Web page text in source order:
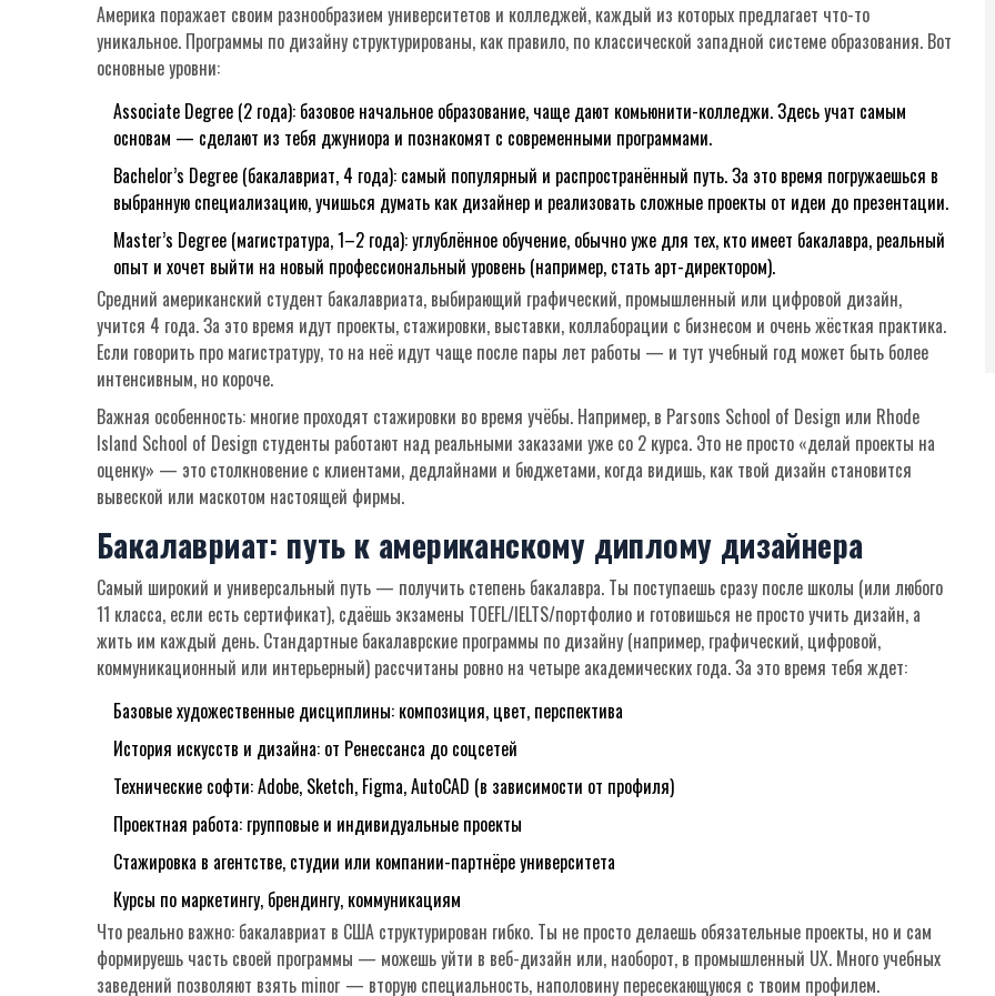
Америка поражает своим разнообразием университетов и колледжей, каждый из которых предлагает что-то
уникальное. Программы по дизайну структурированы, как правило, по классической западной системе образования. Вот
основные уровни:
Associate Degree (2 года): базовое начальное образование, чаще дают комьюнити-колледжи. Здесь учат самым
основам — сделают из тебя джуниора и познакомят с современными программами.
Bachelor’s Degree (бакалавриат, 4 года): самый популярный и распространённый путь. За это время погружаешься в
выбранную специализацию, учишься думать как дизайнер и реализовать сложные проекты от идеи до презентации.
Master’s Degree (магистратура, 1–2 года): углублённое обучение, обычно уже для тех, кто имеет бакалавра, реальный
опыт и хочет выйти на новый профессиональный уровень (например, стать арт-директором).
Средний американский студент бакалавриата, выбирающий графический, промышленный или цифровой дизайн,
учится 4 года. За это время идут проекты, стажировки, выставки, коллаборации с бизнесом и очень жёсткая практика.
Если говорить про магистратуру, то на неё идут чаще после пары лет работы — и тут учебный год может быть более
интенсивным, но короче.
Важная особенность: многие проходят стажировки во время учёбы. Например, в Parsons School of Design или Rhode
Island School of Design студенты работают над реальными заказами уже со 2 курса. Это не просто «делай проекты на
оценку» — это столкновение с клиентами, дедлайнами и бюджетами, когда видишь, как твой дизайн становится
вывеской или маскотом настоящей фирмы.
Бакалавриат: путь к американскому диплому дизайнера
Самый широкий и универсальный путь — получить степень бакалавра. Ты поступаешь сразу после школы (или любого
11 класса, если есть сертификат), сдаёшь экзамены TOEFL/IELTS/портфолио и готовишься не просто учить дизайн, а
жить им каждый день. Стандартные бакалаврские программы по дизайну (например, графический, цифровой,
коммуникационный или интерьерный) рассчитаны ровно на четыре академических года. За это время тебя ждет:
Базовые художественные дисциплины: композиция, цвет, перспектива
История искусств и дизайна: от Ренессанса до соцсетей
Технические софти: Adobe, Sketch, Figma, AutoCAD (в зависимости от профиля)
Проектная работа: групповые и индивидуальные проекты
Стажировка в агентстве, студии или компании-партнёре университета
Курсы по маркетингу, брендингу, коммуникациям
Что реально важно: бакалавриат в США структурирован гибко. Ты не просто делаешь обязательные проекты, но и сам
формируешь часть своей программы — можешь уйти в веб-дизайн или, наоборот, в промышленный UX. Много учебных
заведений позволяют взять minor — вторую специальность, наполовину пересекающуюся с твоим профилем.